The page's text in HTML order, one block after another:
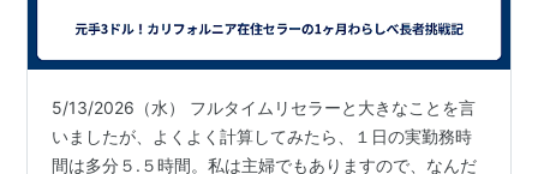
5/13/2026（水） フルタイムリセラーと大きなことを言
いましたが、よくよく計算してみたら、１日の実勤務時
間は多分５.５時間。私は主婦でもありますので、なんだ